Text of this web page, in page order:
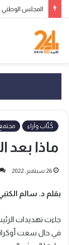
كُتّاب وآراء
ماذا بعد
26 سبتمبر، 2022
بقلم د. سالم
جاءت تهديدات
في حال سعت